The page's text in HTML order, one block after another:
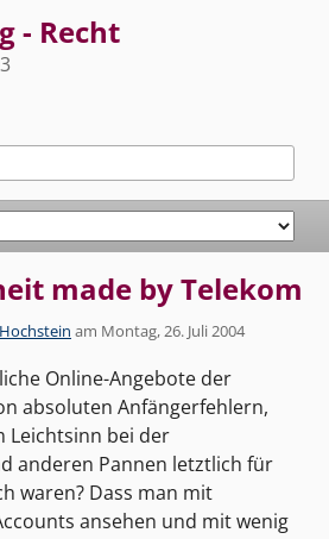
- Recht
made by Telekom
am Montag, 26. Juli 2004
Online-Angebote der
absoluten Anfängerfehlern,
Leichtsinn bei der
anderen Pannen letztlich für
waren? Dass man mit
ansehen und mit wenig